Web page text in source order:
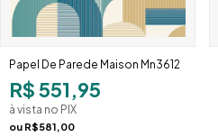
Papel De Parede Maison Mn3612
R$ 551,95
à vista no PIX
ou R$581,00